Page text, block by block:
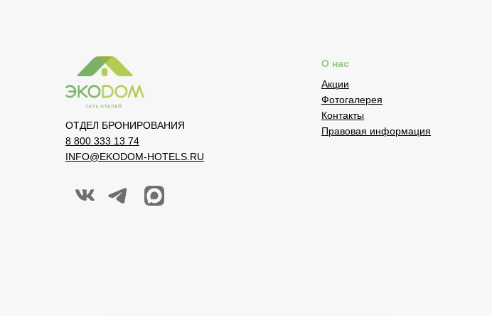
ОТДЕЛ БРОНИРОВАНИЯ
О нас
Акции
Фотогалерея
Контакты
Правовая информация
8 800 333 13 74
INFO@EKODOM-HOTELS.RU